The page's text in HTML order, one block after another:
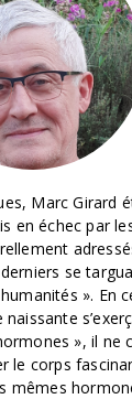
Marc Girard
en échec par
se
». En
», il ne
le corps
mêmes